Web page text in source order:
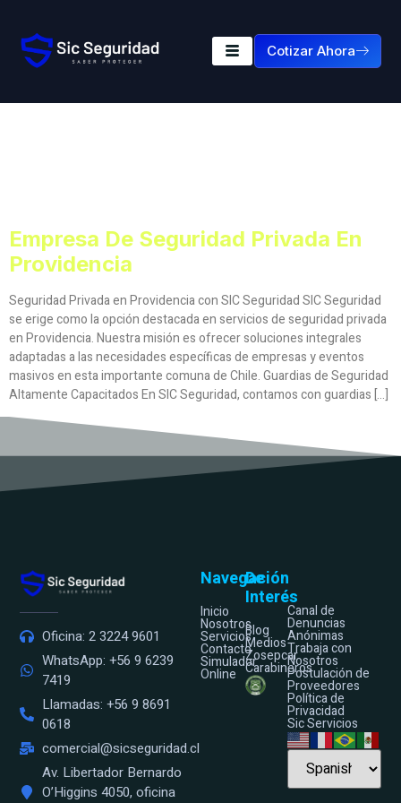
Cotizar Ahora
Empresa De Seguridad Privada En
Providencia
Seguridad Privada en Providencia con SIC Seguridad SIC Seguridad
se erige como la opción destacada en servicios de seguridad privada
en Providencia. Nuestra misión es ofrecer soluciones integrales
adaptadas a las necesidades específicas de empresas y eventos
masivos en esta importante comuna de Chile. Guardias de Seguridad
Altamente Capacitados En SIC Seguridad, contamos con guardias […]
Oficina: 2 3224 9601
WhatsApp: +56 9 6239
7419
Llamadas: +56 9 8691
0618
comercial@sicseguridad.cl
Av. Libertador Bernardo
O’Higgins 4050, oficina
Navegación
Inicio
Nosotros
Servicios
Contacto
Simulador
Online
De
Interés
Blog
Medios
Zosepcar
Carabineros
Canal de
Denuncias
Anónimas
Trabaja con
Nosotros
Postulación de
Proveedores
Política de
Privacidad
Sic Servicios